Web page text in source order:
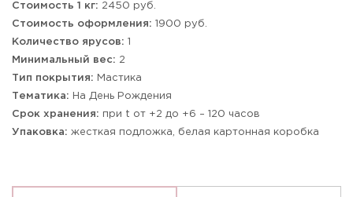
Стоимость 1 кг: 2450 руб.
Стоимость оформления: 1900 руб.
Количество ярусов: 1
Минимальный вес: 2
Тип покрытия: Мастика
Тематика: На День Рождения
Срок хранения: при t от +2 до +6 – 120 часов
Упаковка: жесткая подложка, белая картонная коробка